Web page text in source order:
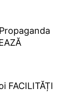
FACILITĂȚI